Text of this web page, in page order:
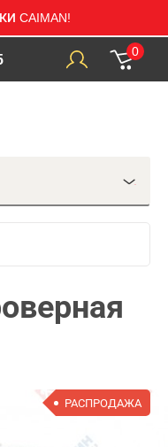
CAIMAN!
0
РАСПРОДАЖА